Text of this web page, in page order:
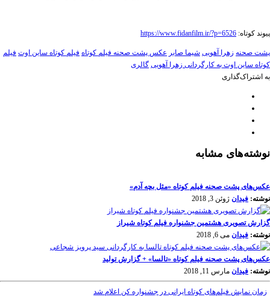
پیوند کوتاه: https://www.fidanfilm.ir/?p=6526
پشت صحنه زهرا آهویی شیما صابر عکس پشت صحنه فیلم کوتاه فیلم کوتاه ساین اوت فیلم
کوتاه ساین اوت به کارگردانی زهرا آهویی گالری
به اشتراک‌گذاری
نوشته‌های مشابه
عکس‌های پشت صحنه فیلم کوتاه «مثل بچه آدم»
نوشته: فیدان ژوئن 3, 2018
گزارش تصویری هشتمین جشنواره فیلم کوتاه شیراز
نوشته: فیدان می 6, 2018
عکس‌های پشت صحنه فیلم کوتاه «تالسا» + گزارش تولید
نوشته: فیدان مارس 11, 2018
زمان نمایش فیلم‌های کوتاه ایرانی در جشنواره کن اعلام شد